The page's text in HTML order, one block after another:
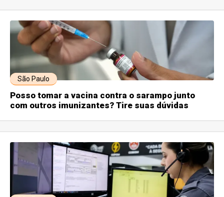
São Paulo
Posso tomar a vacina contra o sarampo junto
com outros imunizantes? Tire suas dúvidas